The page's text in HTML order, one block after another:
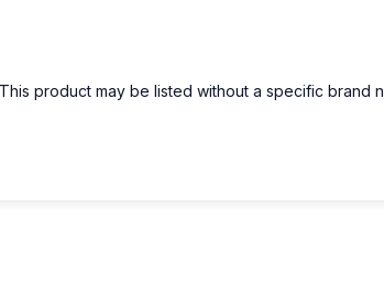
product may be listed without a specific brand